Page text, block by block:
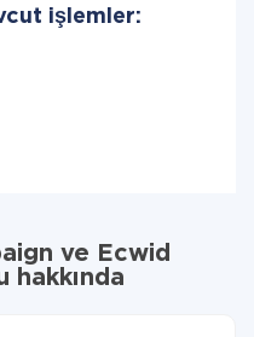
işlemler:
ve Ecwid
hakkında